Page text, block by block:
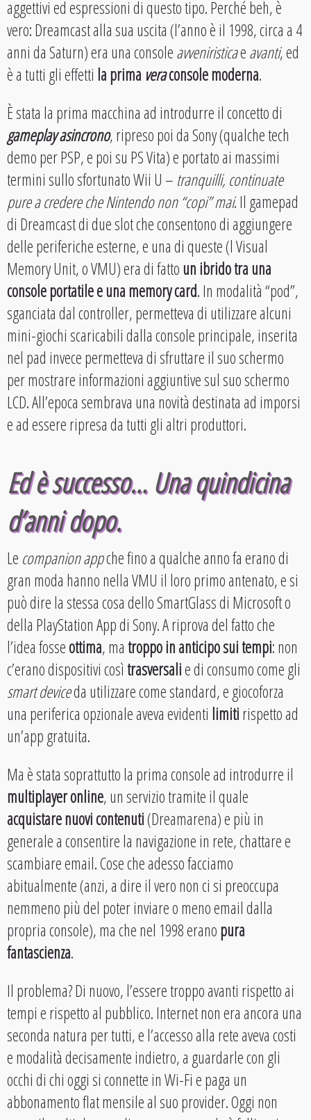
aggettivi ed espressioni di questo tipo. Perché beh, è
vero: Dreamcast alla sua uscita (l’anno è il 1998, circa a 4
anni da Saturn) era una consoleavveniristicaeavanti, ed
è a tutti gli effetti la prima veraconsole moderna.
È stata la prima macchina ad introdurre il concetto di
gameplay asincrono, ripreso poi da Sony (qualche tech
demo per PSP, e poi su PS Vita) e portato ai massimi
termini sullo sfortunato Wii U – tranquilli, continuate
pure a credere che Nintendo non “copi” mai. Il gamepad
di Dreamcast di due slot che consentono di aggiungere
delle periferiche esterne, e una di queste (l Visual
Memory Unit, o VMU) era di fattoun ibrido tra una
console portatile e una memory card. In modalità “pod”,
sganciata dal controller, permetteva di utilizzare alcuni
mini-giochi scaricabili dalla console principale, inserita
nel pad invece permetteva di sfruttare il suo schermo
per mostrare informazioni aggiuntive sul suo schermo
LCD. All’epoca sembrava una novità destinata ad imporsi
e ad essere ripresa da tutti gli altri produttori.
Ed è successo… Una quindicina
d’anni dopo.
Le companion appche fino a qualche anno fa erano di
gran moda hanno nella VMU il loro primo antenato, e si
può dire la stessa cosa dello SmartGlass di Microsoft o
della PlayStation App di Sony. A riprova del fatto che
l’idea fosseottima, matroppo in anticipo sui tempi: non
c’erano dispositivi cosìtrasversalie di consumo come gli
smart deviceda utilizzare come standard, e giocoforza
una periferica opzionale aveva evidenti limitirispetto ad
un’app gratuita.
Ma è stata soprattutto la prima console ad introdurre il
multiplayer online, un servizio tramite il quale
acquistare nuovi contenuti(Dreamarena) e più in
generale a consentire la navigazione in rete, chattare e
scambiare email. Cose che adesso facciamo
abitualmente (anzi, a dire il vero non ci si preoccupa
nemmeno più del poter inviare o meno email dalla
propria console), ma che nel 1998 eranopura
fantascienza.
Il problema? Di nuovo, l’essere troppo avanti rispetto ai
tempi e rispetto al pubblico. Internet non era ancora una
seconda natura per tutti, e l’accesso alla rete aveva costi
e modalità decisamente indietro, a guardarle con gli
occhi di chi oggi si connette in Wi-Fi e paga un
abbonamento flat mensile al suo provider. Oggi non